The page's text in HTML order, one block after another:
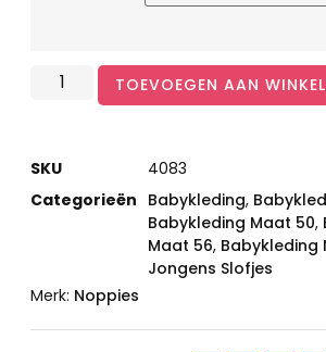
TOEVOEGEN AAN
SKU
4083
Categorieën Babykleding,
Babykleding Maat 50,
Maat 56, Babykleding
Jongens Slofjes
Merk: Noppies